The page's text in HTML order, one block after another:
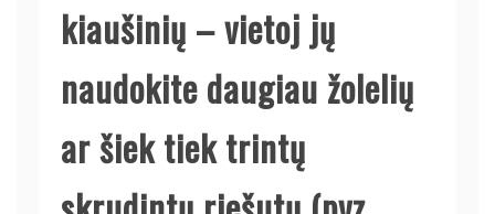
kiaušinių – vietoj jų
naudokite daugiau žolelių
ar šiek tiek trintų